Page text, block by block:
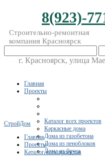
8(923)-
Строительно-ремонтная
компания Красноярск
г. Красноярск, улица
Главная
Проекты
Каталог всех проектов
Каркасные дома
Дома из газобетона
Дома из пеноблоков
Дома из бруса
СтройДом
Главная
Проекты
Каталог всех проектов